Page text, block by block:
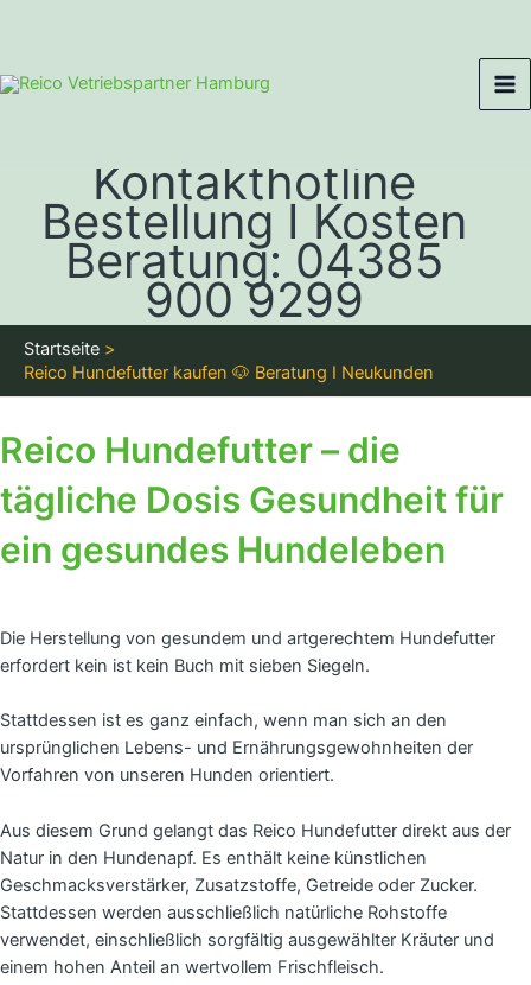
Kontakthotline
Bestellung I Kosten
Beratung: 04385
900 9299
Startseite
Reico Hundefutter kaufen 🐶 Beratung I Neukunden
Reico Hundefutter – die
tägliche Dosis Gesundheit für
ein gesundes Hundeleben
Die Herstellung von gesundem und artgerechtem Hundefutter
erfordert kein ist kein Buch mit sieben Siegeln.
Stattdessen ist es ganz einfach, wenn man sich an den
ursprünglichen Lebens- und Ernährungsgewohnheiten der
Vorfahren von unseren Hunden orientiert.
Aus diesem Grund gelangt das Reico Hundefutter direkt aus der
Natur in den Hundenapf. Es enthält keine künstlichen
Geschmacksverstärker, Zusatzstoffe, Getreide oder Zucker.
Stattdessen werden ausschließlich natürliche Rohstoffe
verwendet, einschließlich sorgfältig ausgewählter Kräuter und
einem hohen Anteil an wertvollem Frischfleisch.